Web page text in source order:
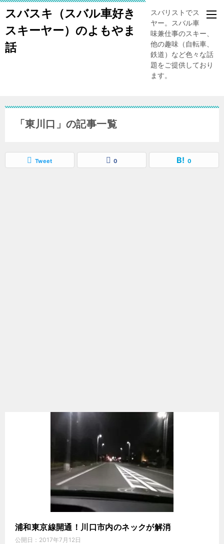
スバスキ（スバル車好き
スキーヤー）のよもやま
話
スバリストでスキー
ヤー。スバル車、趣
味兼仕事のスキー、
他の趣味（自転車、
鉄道）など色々な話
題をご提供しており
ます。
「東川口」の記事一覧
Tweet 0 0
浦和東京線開通！川口市内のネックが解消
公開日： 2017年7月12日